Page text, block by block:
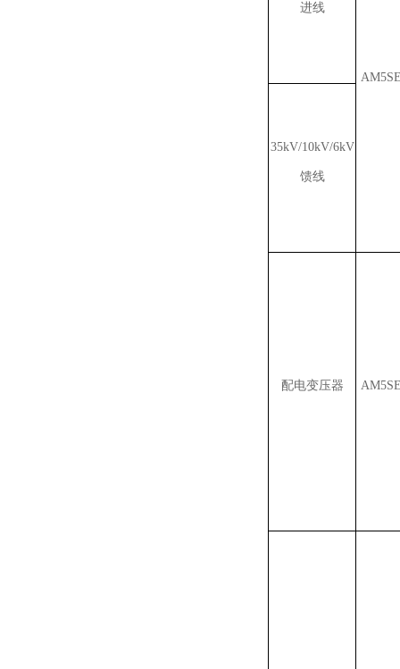
进线
35kV/10kV/6kV
馈线
配电变压器